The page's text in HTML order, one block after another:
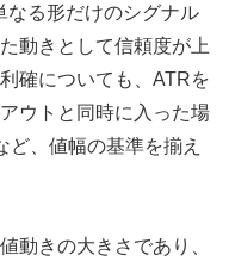
なる形だけのシグナル
動きとして信頼度が上
確についても、ATRを
ウトと同時に入った場
、値幅の基準を揃え
動きの大きさであり、